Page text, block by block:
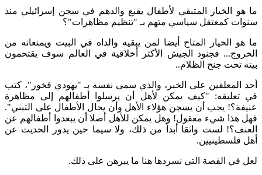
ما هو الخيار المتبقي لأطفال يقبع والدهم في سجن إسرائيلي منذ
سنوات كمعتقل سياسي متهم بـ "تنظيم مظاهرات"؟
ما هو الخيار المتاح أيضا لمن يبقيه والداه في البيت ويمنعانه من
الخروج... فجنود الجيش الأكثر أخلاقية في العالم سوف يقتحمون
بيته تحت جنح الظلام..
أحد المعلقين على الخبر، والذي سمى نفسه بـ "يهودي فخور"، كتب
في تعليقه: "كيف يمكن لأهل أن يرسلوا أطفالهم إلى مظاهرة
عنيفة؟! يجب أن يسجن هؤلاء الأهل وأن يحال الأطفال على التبني".
فهل هذا شيء معقول! وهل يمكن للأهل أصلا أن يبعدوا أطفالهم عن
العنف؟! لست واثقا أبداً من ذلك، ولا سيما حين يدور الحديث عن
أهل فلسطينيين.
لعل في القصة التي نسردها هنا ما يبرهن على ذلك.